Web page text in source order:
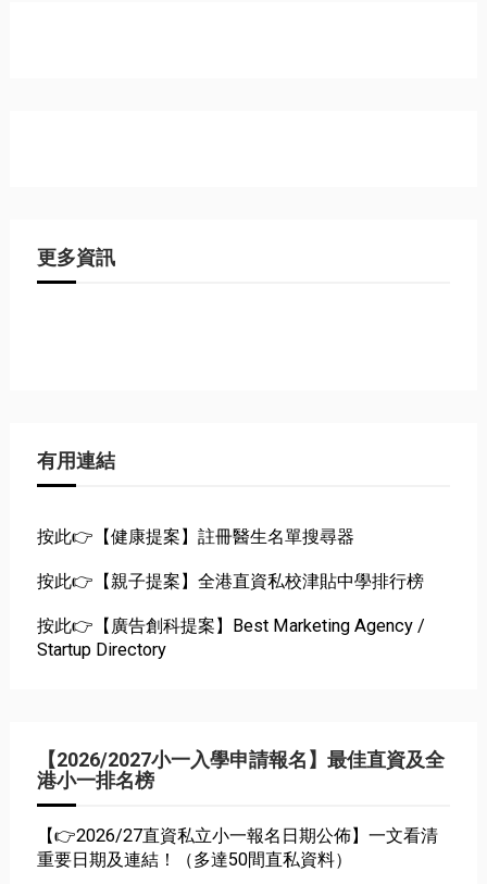
更多資訊
有用連結
按此👉【健康提案】註冊醫生名單搜尋器
按此👉【親子提案】全港直資私校津貼中學排行榜
按此👉【廣告創科提案】Best Marketing Agency /
Startup Directory
【2026/2027小一入學申請報名】最佳直資及全
港小一排名榜
【👉2026/27直資私立小一報名日期公佈】一文看清
重要日期及連結！（多達50間直私資料）